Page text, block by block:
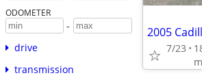
ODOMETER
-
drive
transmission
2005
7/23